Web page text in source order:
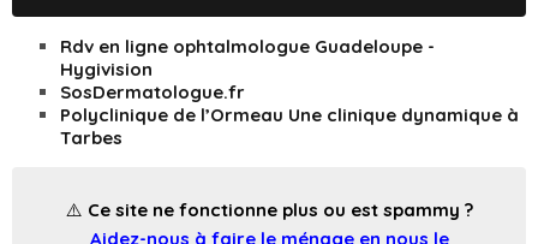
Rdv en ligne ophtalmologue Guadeloupe -
Hygivision
SosDermatologue.fr
Polyclinique de l’Ormeau Une clinique dynamique à
Tarbes
⚠️ Ce site ne fonctionne plus ou est spammy ?
Aidez-nous à faire le ménage en nous le